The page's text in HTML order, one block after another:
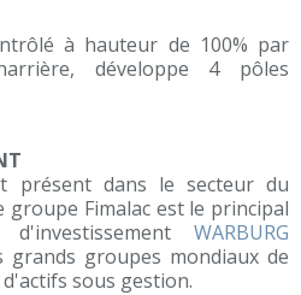
à hauteur de 100% par
développe 4 pôles
présent dans le secteur du
groupe Fimalac est le principal
WARBURG
grands groupes mondiaux de
sous gestion.